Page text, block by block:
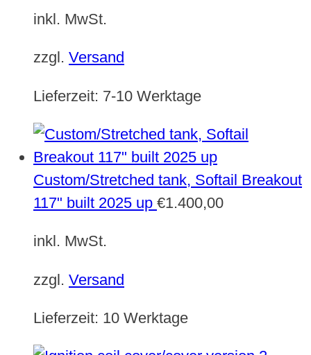
inkl. MwSt.
zzgl. Versand
Lieferzeit: 7-10 Werktage
Custom/Stretched tank, Softail Breakout
117" built 2025 up €1.400,00
inkl. MwSt.
zzgl. Versand
Lieferzeit: 10 Werktage